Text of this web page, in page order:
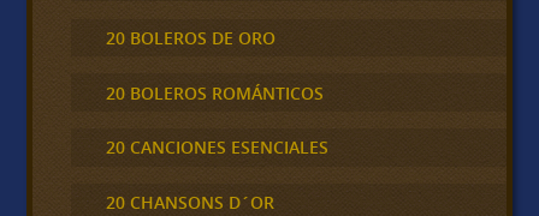
20 BOLEROS DE ORO
20 BOLEROS ROMÁNTICOS
20 CANCIONES ESENCIALES
20 CHANSONS D´OR